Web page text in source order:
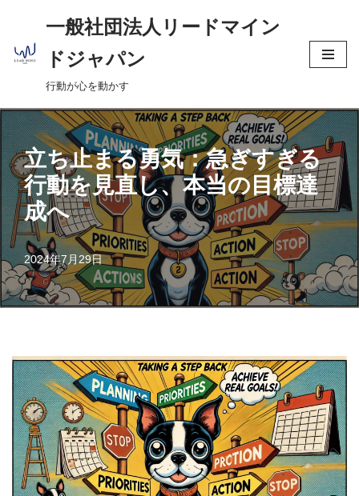
コ
ン
ン
ツ
へ
ス
キ
ッ
プ
一般社団法人リードマイン
ドジャパン
行動が心を動かす
立ち止まる勇気：急ぎすぎる
行動を見直し、本当の目標達
成へ
2024年7月29日